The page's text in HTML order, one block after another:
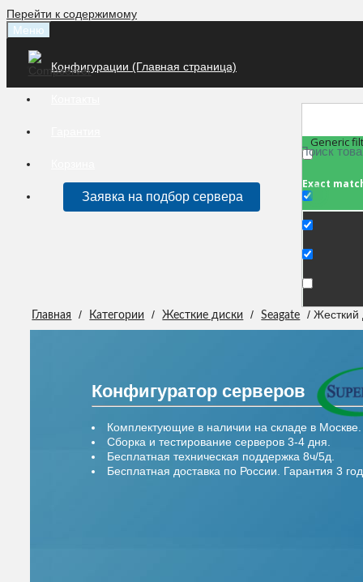
Перейти к содержимому
Меню
Конфигурации (Главная страница)
Заявка на подбор сервера
Generic
Exact
Главная / Категории / Жесткие диски / Seagate / Жесткий
Конфигуратор серверов
Комплектующие в наличии на складе в Москве.
Сборка и тестирование серверов 3-4 дня.
Бесплатная техническая поддержка 8ч/5д.
Бесплатная доставка по России. Гарантия 3